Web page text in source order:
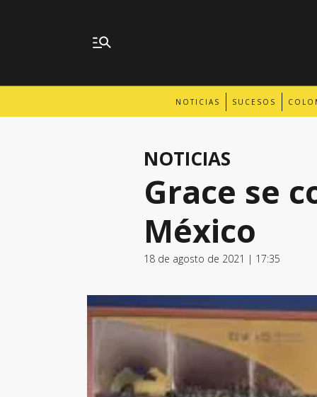
NOTICIAS SUCESOS
NOTICIAS
Grace se
México
18 de agosto de 2021 | 17:35